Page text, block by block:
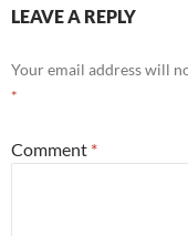
LEAVE A REPLY
Your email address will
*
Comment *